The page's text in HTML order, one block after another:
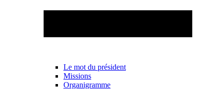
Le mot du président
Missions
Organigramme